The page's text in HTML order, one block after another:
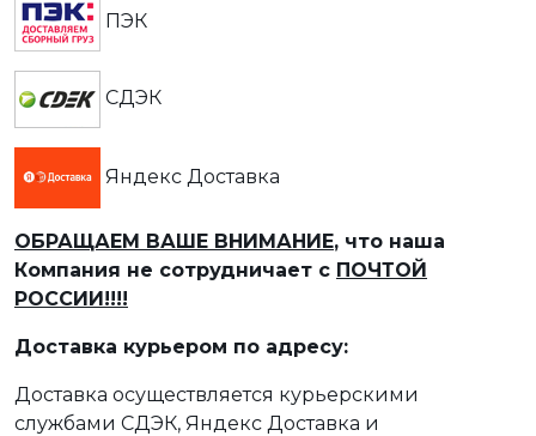
ПЭК
СДЭК
Яндекс Доставка
ОБРАЩАЕМ ВАШЕ ВНИМАНИЕ, что наша
Компания не сотрудничает с ПОЧТОЙ
РОССИИ!!!!
Доставка курьером по адресу:
Доставка осуществляется курьерскими
службами СДЭК, Яндекс Доставка и